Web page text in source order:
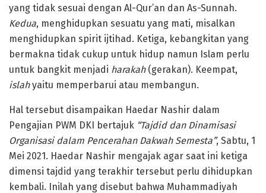
yang tidak sesuai dengan Al-Qur’an dan As-Sunnah.
Kedua, menghidupkan sesuatu yang mati, misalkan
menghidupkan spirit ijtihad. Ketiga, kebangkitan yang
bermakna tidak cukup untuk hidup namun Islam perlu
untuk bangkit menjadi harakah(gerakan). Keempat,
islahyaitu memperbarui atau membangun.
Hal tersebut disampaikan Haedar Nashir dalam
Pengajian PWM DKI bertajuk “Tajdid dan Dinamisasi
Organisasi dalam Pencerahan Dakwah Semesta”, Sabtu, 1
Mei 2021. Haedar Nashir mengajak agar saat ini ketiga
dimensi tajdid yang terakhir tersebut perlu dihidupkan
kembali. Inilah yang disebut bahwa Muhammadiyah